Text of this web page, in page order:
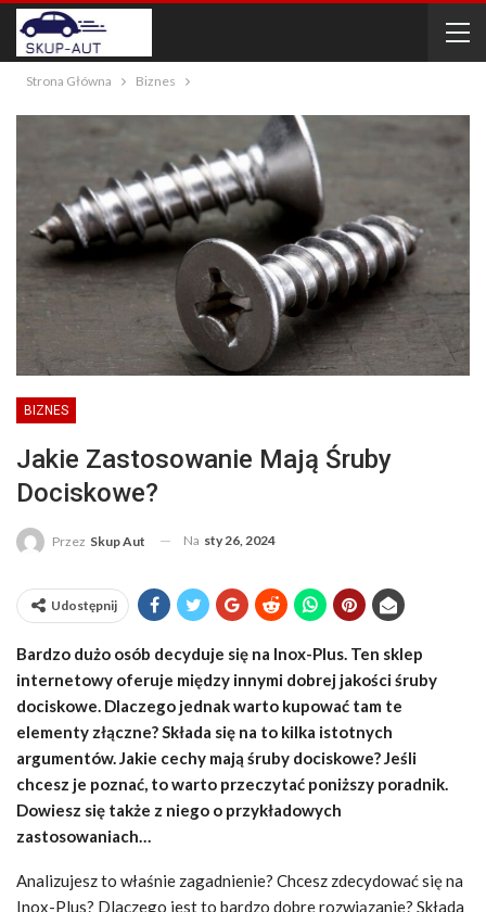
Strona Główna Biznes
BIZNES
Jakie Zastosowanie Mają Śruby
Dociskowe?
Przez Skup Aut Na sty 26, 2024
Udostępnij
Bardzo dużo osób decyduje się na Inox-Plus. Ten sklep
internetowy oferuje między innymi dobrej jakości śruby
dociskowe. Dlaczego jednak warto kupować tam te
elementy złączne? Składa się na to kilka istotnych
argumentów. Jakie cechy mają śruby dociskowe? Jeśli
chcesz je poznać, to warto przeczytać poniższy poradnik.
Dowiesz się także z niego o przykładowych
zastosowaniach…
Analizujesz to właśnie zagadnienie? Chcesz zdecydować się na
Inox-Plus? Dlaczego jest to bardzo dobre rozwiązanie? Składa